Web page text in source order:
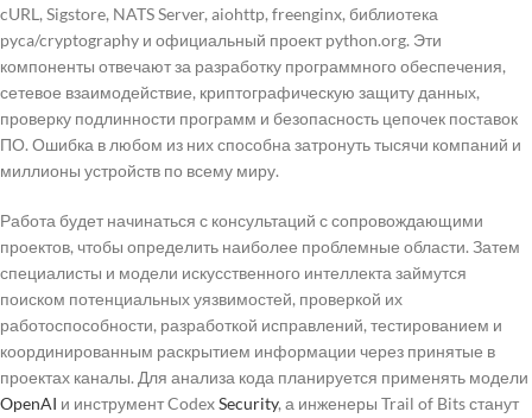
cURL, Sigstore, NATS Server, aiohttp, freenginx, библиотека
pyca/cryptography и официальный проект python.org. Эти
компоненты отвечают за разработку программного обеспечения,
сетевое взаимодействие, криптографическую защиту данных,
проверку подлинности программ и безопасность цепочек поставок
ПО. Ошибка в любом из них способна затронуть тысячи компаний и
миллионы устройств по всему миру.
Работа будет начинаться с консультаций с сопровождающими
проектов, чтобы определить наиболее проблемные области. Затем
специалисты и модели искусственного интеллекта займутся
поиском потенциальных уязвимостей, проверкой их
работоспособности, разработкой исправлений, тестированием и
координированным раскрытием информации через принятые в
проектах каналы. Для анализа кода планируется применять модели
OpenAI и инструмент CodexSecurity, а инженеры Trail of Bits станут